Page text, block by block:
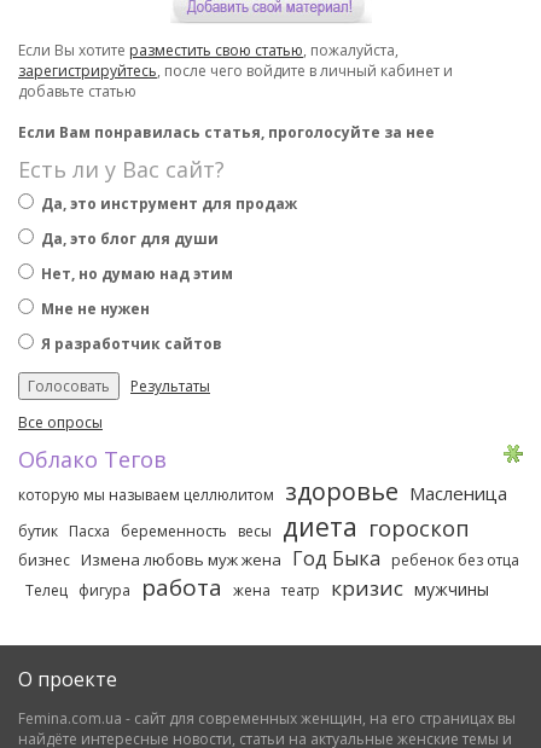
Если Вы хотите разместить свою статью, пожалуйста,
зарегистрируйтесь, после чего войдите в личный кабинет и
добавьте статью
Если Вам понравилась статья, проголосуйте за нее
Есть ли у Вас сайт?
Да, это инструмент для продаж
Да, это блог для души
Нет, но думаю над этим
Мне не нужен
Я разработчик сайтов
Результаты
Все опросы
Облако Тегов
которую мы называем целлюлитом здоровье Масленица
бутик Пасха беременность весы диета гороскоп
бизнес Измена любовь муж жена Год Быка
ребенок без отца
Телец фигура работа жена театр кризис мужчины
О проекте
Femina.com.ua - сайт для современных женщин, на его страницах вы
найдёте интересные новости, статьи на актуальные женские темы и